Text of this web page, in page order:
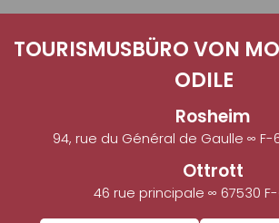
TOURISMUSBÜRO VON
ODILE
Rosheim
94, rue du Général de Gaulle ∞ F-
Ottrott
46 rue principale ∞ 67530 F-